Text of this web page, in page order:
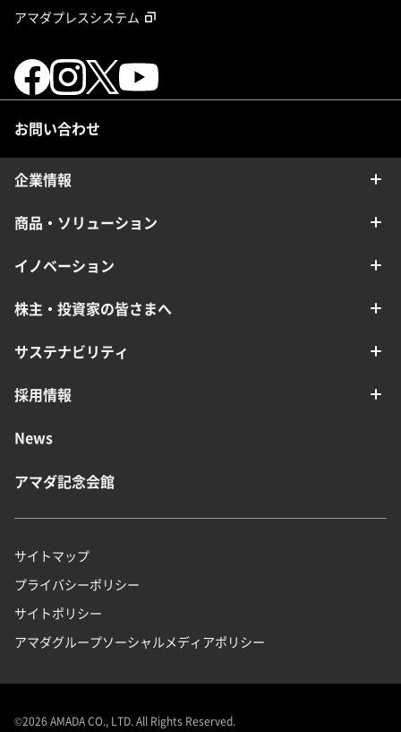
アマダプレスシステム
お問い合わせ
企業情報
商品・ソリューション
イノベーション
株主・投資家の皆さまへ
サステナビリティ
採用情報
News
アマダ記念会館
サイトマップ
プライバシーポリシー
サイトポリシー
アマダグループソーシャルメディアポリシー
©2026 AMADA CO., LTD. All Rights Reserved.